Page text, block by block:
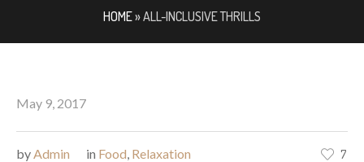
HOME»ALL-INCLUSIVE THRILLS
May 9, 2017
by Admin in Food Relaxation 7